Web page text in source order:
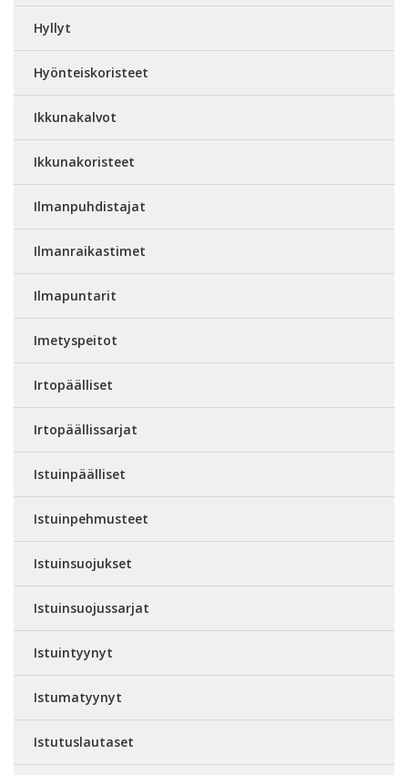
Hyllyt
Hyönteiskoristeet
Ikkunakalvot
Ikkunakoristeet
Ilmanpuhdistajat
Ilmanraikastimet
Ilmapuntarit
Imetyspeitot
Irtopäälliset
Irtopäällissarjat
Istuinpäälliset
Istuinpehmusteet
Istuinsuojukset
Istuinsuojussarjat
Istuintyynyt
Istumatyynyt
Istutuslautaset